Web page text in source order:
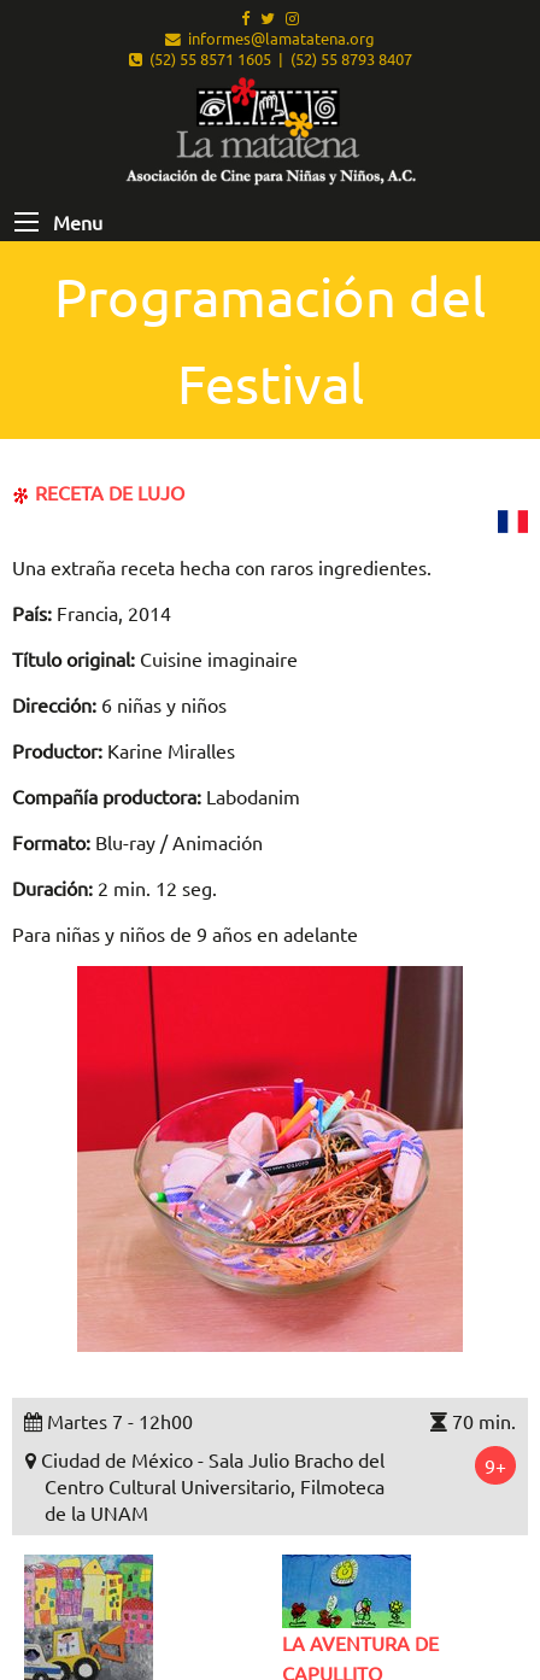
informes@lamatatena.org
(52) 55 8571 1605 | (52) 55 8793 8407
Menu
Programación del
Festival
RECETA DE LUJO
Una extraña receta hecha con raros ingredientes.
País: Francia, 2014
Título original: Cuisine imaginaire
Dirección: 6 niñas y niños
Productor: Karine Miralles
Compañía productora: Labodanim
Formato: Blu-ray / Animación
Duración: 2 min. 12 seg.
Para niñas y niños de 9 años en adelante
Martes 7 - 12h00
70 min.
Ciudad de México - Sala Julio Bracho del
Centro Cultural Universitario, Filmoteca
de la UNAM
9+
LA AVENTURA DE
CAPULLITO